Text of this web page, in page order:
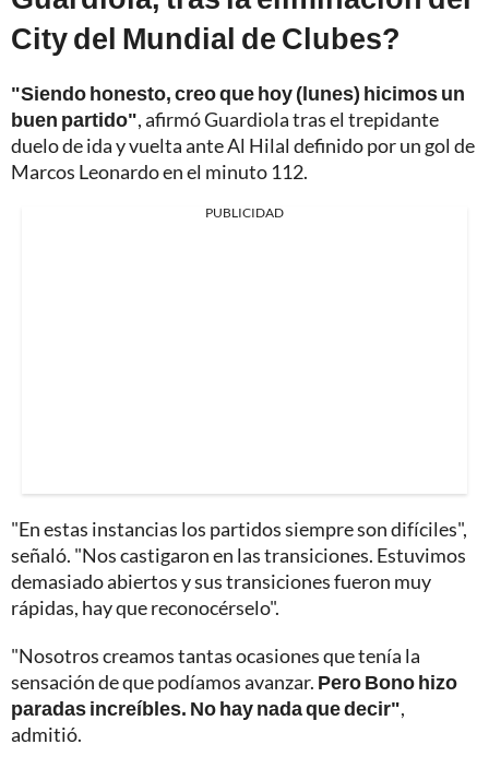
City del Mundial de Clubes?
"Siendo honesto, creo que hoy (lunes) hicimos un
buen partido", afirmó Guardiola tras el trepidante
duelo de ida y vuelta ante Al Hilal definido por un gol de
Marcos Leonardo en el minuto 112.
PUBLICIDAD
"En estas instancias los partidos siempre son difíciles",
señaló. "Nos castigaron en las transiciones. Estuvimos
demasiado abiertos y sus transiciones fueron muy
rápidas, hay que reconocérselo".
"Nosotros creamos tantas ocasiones que tenía la
sensación de que podíamos avanzar. Pero Bono hizo
paradas increíbles. No hay nada que decir",
admitió.